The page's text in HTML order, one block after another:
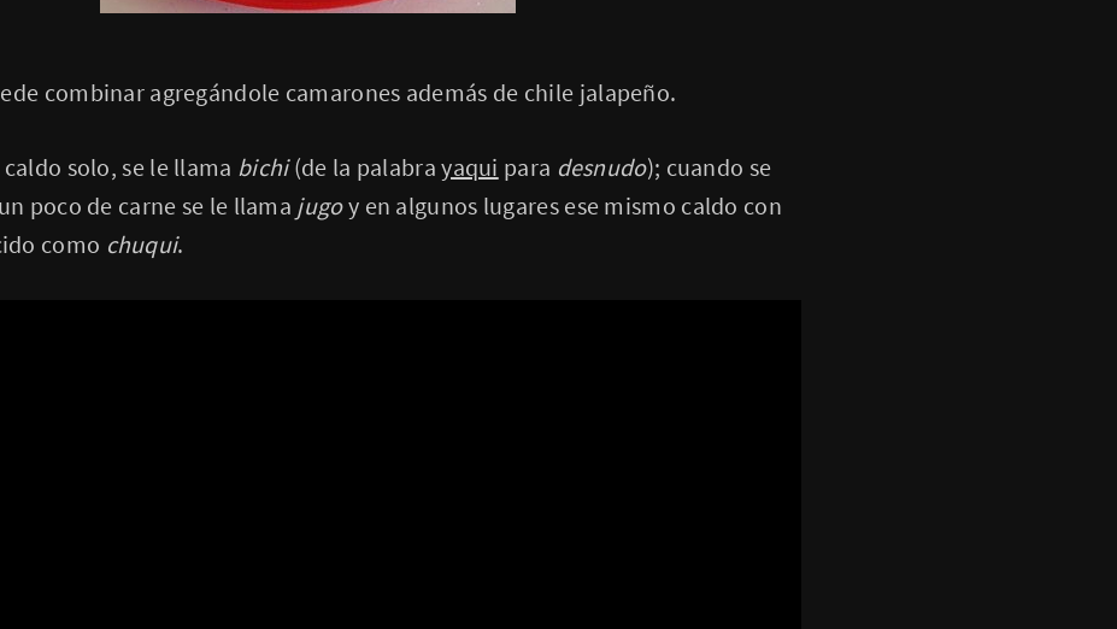
combinar agregándole camarones además de chile jalapeño.
solo, se le llama bichi(de la palabrayaqui para desnudo); cuando se
poco de carne se le llama jugoy en algunos lugares ese mismo caldo con
como chuqui.